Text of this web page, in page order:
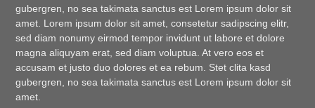
gubergren, no sea takimata sanctus est Lorem ipsum dolor sit
amet. Lorem ipsum dolor sit amet, consetetur sadipscing elitr,
sed diam nonumy eirmod tempor invidunt ut labore et dolore
magna aliquyam erat, sed diam voluptua. At vero eos et
accusam et justo duo dolores et ea rebum. Stet clita kasd
gubergren, no sea takimata sanctus est Lorem ipsum dolor sit
amet.